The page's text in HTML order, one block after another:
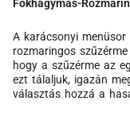
Fokhagymás-
A karácsonyi
rozmaringos
hogy a szűzérme az
ezt tálaljuk, igazán
választás hozzá a